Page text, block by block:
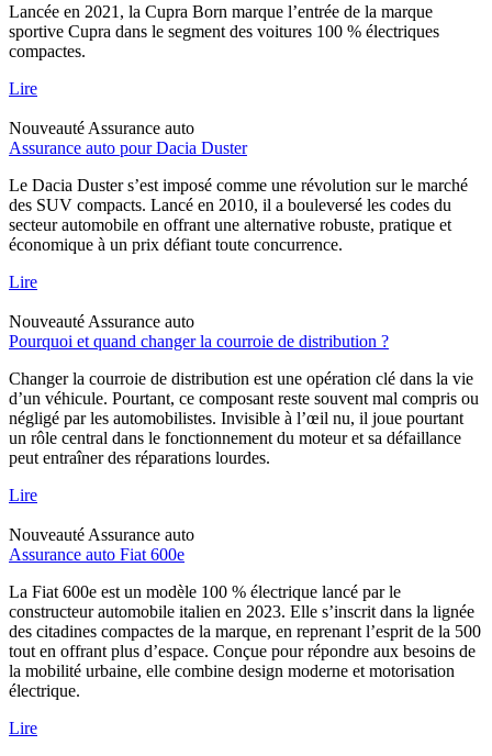
Lancée en 2021, la Cupra Born marque l’entrée de la marque
sportive Cupra dans le segment des voitures 100 % électriques
compactes.
Lire
Nouveauté Assurance auto
Assurance auto pour Dacia Duster
Le Dacia Duster s’est imposé comme une révolution sur le marché
des SUV compacts. Lancé en 2010, il a bouleversé les codes du
secteur automobile en offrant une alternative robuste, pratique et
économique à un prix défiant toute concurrence.
Lire
Nouveauté Assurance auto
Pourquoi et quand changer la courroie de distribution ?
Changer la courroie de distribution est une opération clé dans la vie
d’un véhicule. Pourtant, ce composant reste souvent mal compris ou
négligé par les automobilistes. Invisible à l’œil nu, il joue pourtant
un rôle central dans le fonctionnement du moteur et sa défaillance
peut entraîner des réparations lourdes.
Lire
Nouveauté Assurance auto
Assurance auto Fiat 600e
La Fiat 600e est un modèle 100 % électrique lancé par le
constructeur automobile italien en 2023. Elle s’inscrit dans la lignée
des citadines compactes de la marque, en reprenant l’esprit de la 500
tout en offrant plus d’espace. Conçue pour répondre aux besoins de
la mobilité urbaine, elle combine design moderne et motorisation
électrique.
Lire